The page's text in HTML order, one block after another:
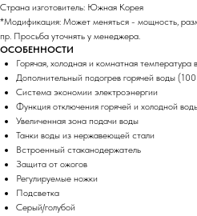
Страна изготовитель: Южная Корея
*Модификация: Может меняться - мощность,
пр. Просьба уточнять у менеджера.
ОСОБЕННОСТИ
Горячая, холодная и комнатная температура
Дополнительный подогрев горячей воды
Система экономии электроэнергии
Функция отключения горячей и холодной
Увеличенная зона подачи воды
Танки воды из нержавеющей стали
Встроенный стаканодержатель
Защита от ожогов
Регулируемые ножки
Подсветка
Серый/голубой